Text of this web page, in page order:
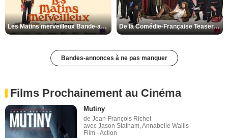
Les Matins merveilleux Bande-annonce VF De la Comédie-Française Teaser VF
Bandes-annonces à ne pas manquer
Films Prochainement au Cinéma
Mutiny
de Jean-François Richet
avec Jason Statham, Annabelle Wallis
Film - Action